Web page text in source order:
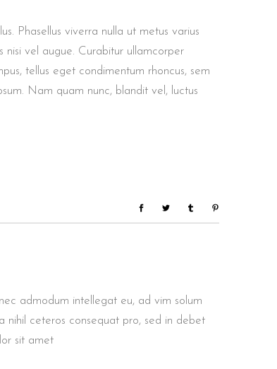
Phasellus viverra nulla ut metus varius
nisi vel augue. Curabitur ullamcorper
tellus eget condimentum rhoncus, sem
Nam quam nunc, blandit vel, luctus
admodum intellegat eu, ad vim solum
nihil ceteros consequat pro, sed in debet
sit amet